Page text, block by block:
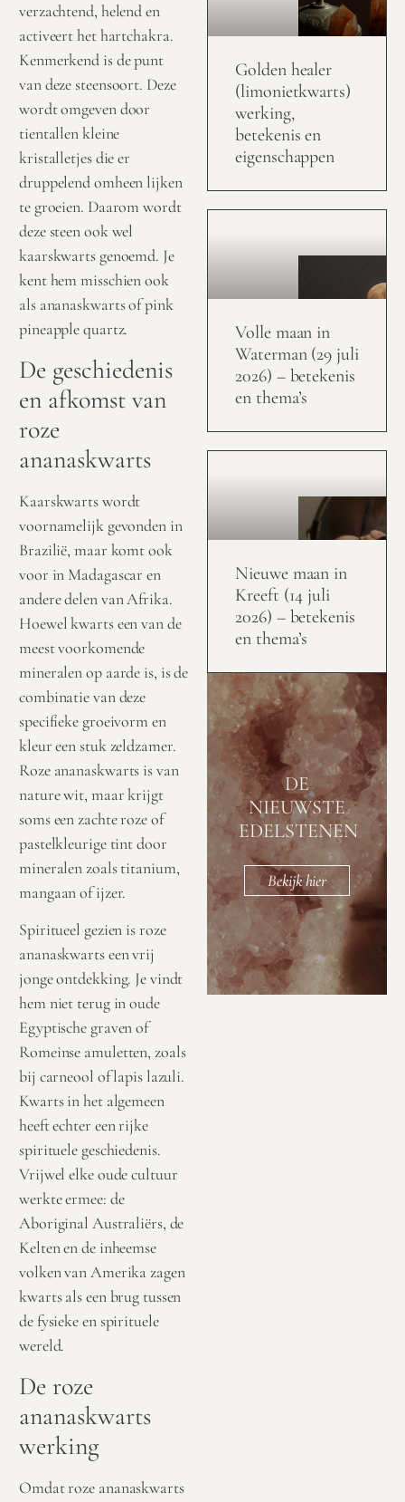
verzachtend, helend en
activeert het hartchakra.
Kenmerkend is de punt
van deze steensoort. Deze
wordt omgeven door
tientallen kleine
kristalletjes die er
druppelend omheen lijken
te groeien. Daarom wordt
deze steen ook wel
kaarskwarts genoemd. Je
kent hem misschien ook
als ananaskwarts of pink
pineapple quartz.
De geschiedenis
en afkomst van
roze
ananaskwarts
Kaarskwarts wordt
voornamelijk gevonden in
Brazilië, maar komt ook
voor in Madagascar en
andere delen van Afrika.
Hoewel kwarts een van de
meest voorkomende
mineralen op aarde is, is de
combinatie van deze
specifieke groeivorm en
kleur een stuk zeldzamer.
Roze ananaskwarts is van
nature wit, maar krijgt
soms een zachte roze of
pastelkleurige tint door
mineralen zoals titanium,
mangaan of ijzer.
Spiritueel gezien is roze
ananaskwarts een vrij
jonge ontdekking. Je vindt
hem niet terug in oude
Egyptische graven of
Romeinse amuletten, zoals
bij carneool of lapis lazuli.
Kwarts in het algemeen
heeft echter een rijke
spirituele geschiedenis.
Vrijwel elke oude cultuur
werkte ermee: de
Aboriginal Australiërs, de
Kelten en de inheemse
volken van Amerika zagen
kwarts als een brug tussen
de fysieke en spirituele
wereld.
De roze
ananaskwarts
werking
Omdat roze ananaskwarts
Golden healer
(limonietkwarts)
werking,
betekenis en
eigenschappen
Volle maan in
Waterman (29 juli
2026) – betekenis
en thema’s
Nieuwe maan in
Kreeft (14 juli
2026) – betekenis
en thema’s
DE
NIEUWSTE
EDELSTENEN
Bekijk hier